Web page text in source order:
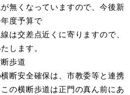
無くなっていますので、今後新
度予算で
は交差点近くに寄りますので、
します。
歩道
断安全確保は、市教委等と連携
の横断歩道は正門の真ん前にあ